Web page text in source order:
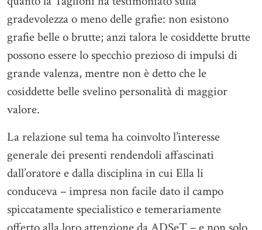
gradevolezza o meno delle grafie: non esistono
grafie belle o brutte; anzi talora le cosiddette brutte
possono essere lo specchio prezioso di impulsi di
grande valenza, mentre non è detto che le
cosiddette belle svelino personalità di maggior
valore.
La relazione sul tema ha coinvolto l’interesse
generale dei presenti rendendoli affascinati
dall’oratore e dalla disciplina in cui Ella li
conduceva – impresa non facile dato il campo
spiccatamente specialistico e temerariamente